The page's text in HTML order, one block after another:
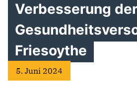
Verbesserung der
Friesoythe
5. Juni 2024